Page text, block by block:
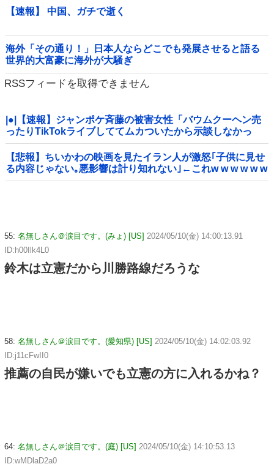
【速報】 中国、ガチで逝く
海外「その通り！」日本人ならどこでも発展させると語る
世界的大富豪に海外が大騒ぎ
RSSフィードを取得できません
|●|【速報】ジャンポケ斉藤の被害女性「バウムクーヘン売
ったりTikTokライブしててムカついたから示談しなかっ
た」
【悲報】ちいかわの映画を見たイラン人が激怒｢子供に見せ
る内容じゃない｡悪影響は計り知れない｣←これw w w w w w
w w w
55: 名無しさん＠涙目です。(みょ) [US] 2024/05/10(金) 14:00:13.91
ID:h00Ilk4L0
鈴木は立憲だから川勝路線だろうな
58: 名無しさん＠涙目です。(愛知県) [US] 2024/05/10(金) 14:02:03.92
ID:j11cFwII0
推薦の自民が嫌いでも立憲の方に入れるかね？
64: 名無しさん＠涙目です。(庭) [US] 2024/05/10(金) 14:10:53.13
ID:wMDlaD2a0